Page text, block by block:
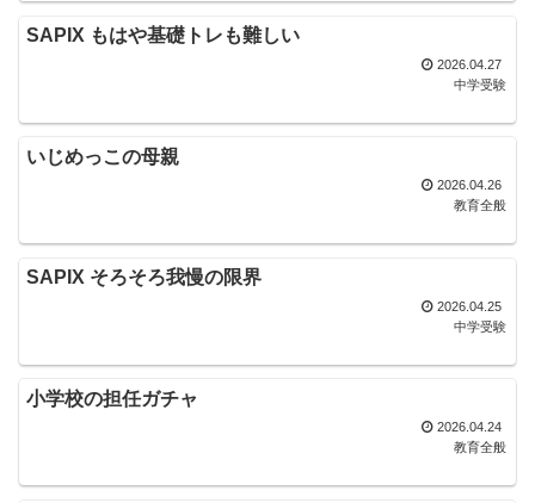
SAPIX もはや基礎トレも難しい
2026.04.27
中学受験
いじめっこの母親
2026.04.26
教育全般
SAPIX そろそろ我慢の限界
2026.04.25
中学受験
小学校の担任ガチャ
2026.04.24
教育全般